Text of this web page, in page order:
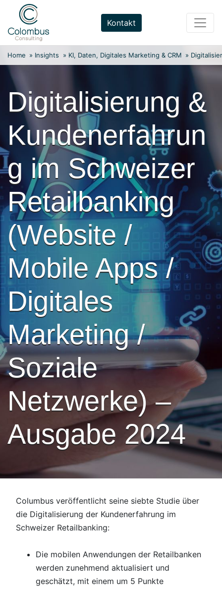
Weiter
Inhalt
Kontakt
Home » Insights » KI, Daten, Digitales Marketing & CRM »
Digitalisierung &
Kundenerfahrun
g im Schweizer
Retailbanking
(Website /
Mobile Apps /
Digitales
Marketing /
Soziale
Netzwerke) –
Ausgabe 2024
Columbus veröffentlicht seine siebte Studie über
die Digitalisierung der Kundenerfahrung im
Schweizer Retailbanking:
Die mobilen Anwendungen der Retailbanken
werden zunehmend aktualisiert und
geschätzt, mit einem um 5 Punkte